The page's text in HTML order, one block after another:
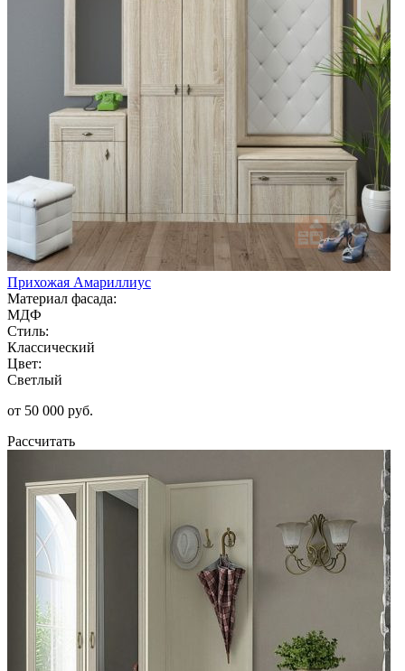
Прихожая Амариллиус
Материал фасада:
МДФ
Стиль:
Классический
Цвет:
Светлый
от 50 000 руб.
Рассчитать